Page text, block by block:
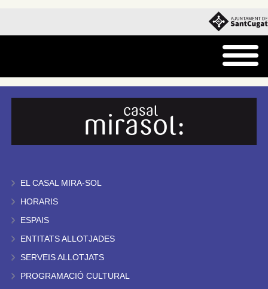
EL CASAL MIRA-SOL
HORARIS
ESPAIS
ENTITATS ALLOTJADES
SERVEIS ALLOTJATS
PROGRAMACIÓ CULTURAL